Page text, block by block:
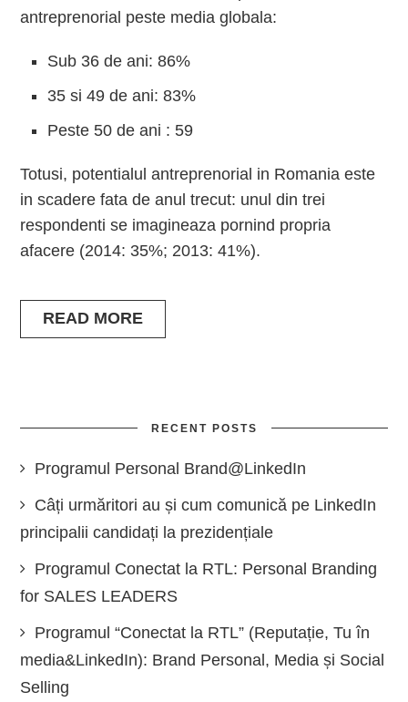
antreprenorial peste media globala:
Sub 36 de ani: 86%
35 si 49 de ani: 83%
Peste 50 de ani : 59
Totusi, potentialul antreprenorial in Romania este
in scadere fata de anul trecut: unul din trei
respondenti se imagineaza pornind propria
afacere (2014: 35%; 2013: 41%).
READ MORE
RECENT POSTS
Programul Personal Brand@LinkedIn
Câți urmăritori au și cum comunică pe LinkedIn
principalii candidați la prezidențiale
Programul Conectat la RTL: Personal Branding
for SALES LEADERS
Programul “Conectat la RTL” (Reputație, Tu în
media&LinkedIn): Brand Personal, Media și Social
Selling